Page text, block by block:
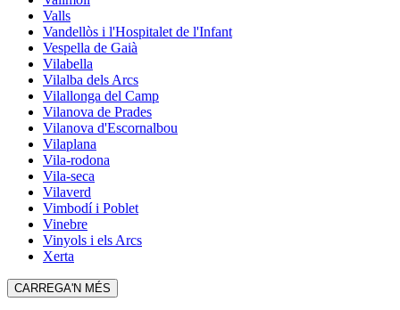
Valls
Vandellòs i l'Hospitalet de l'Infant
Vespella de Gaià
Vilabella
Vilalba dels Arcs
Vilallonga del Camp
Vilanova de Prades
Vilanova d'Escornalbou
Vilaplana
Vila-rodona
Vila-seca
Vilaverd
Vimbodí i Poblet
Vinebre
Vinyols i els Arcs
Xerta
CARREGA'N MÉS